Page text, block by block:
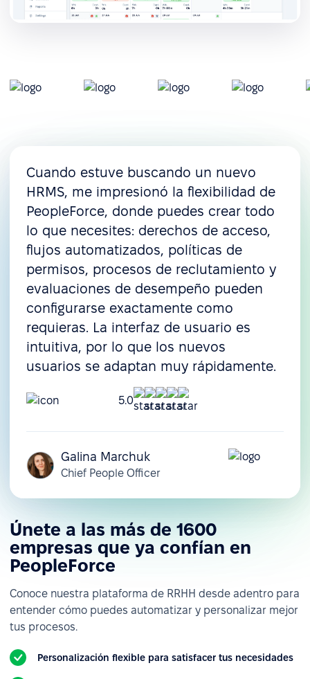
Cuando estuve buscando un nuevo
HRMS, me impresionó la flexibilidad de
PeopleForce, donde puedes crear todo
lo que necesites: derechos de acceso,
flujos automatizados, políticas de
permisos, procesos de reclutamiento y
evaluaciones de desempeño pueden
configurarse exactamente como
requieras. La interfaz de usuario es
intuitiva, por lo que los nuevos
usuarios se adaptan muy rápidamente.
5.0
Galina Marchuk
Chief People Officer
Únete a las más de 1600
empresas que ya confían en
PeopleForce
Conoce nuestra plataforma de RRHH desde adentro para
entender cómo puedes automatizar y personalizar mejor
tus procesos.
Personalización flexible para satisfacer tus necesidades